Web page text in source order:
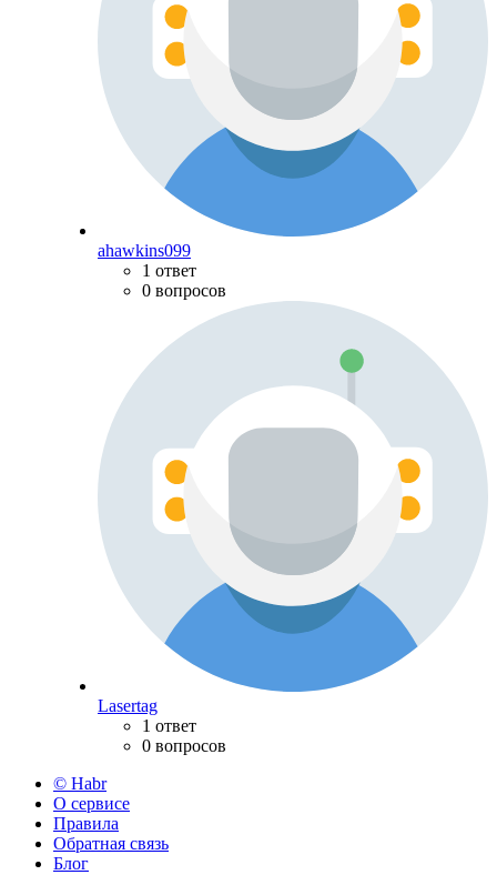
ahawkins099
1 ответ
0 вопросов
Lasertag
1 ответ
0 вопросов
© Habr
О сервисе
Правила
Обратная связь
Блог